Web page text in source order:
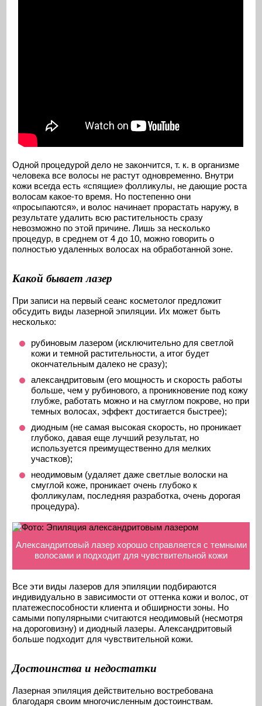
Одной процедурой дело не закончится, т. к. в организме
человека все волосы не растут одновременно. Внутри
кожи всегда есть «спящие» фолликулы, не дающие роста
волосам какое-то время. Но постепенно они
«просыпаются», и волос начинает прорастать наружу, в
результате удалить всю растительность сразу
невозможно по этой причине. Лишь за несколько
процедур, в среднем от 4 до 10, можно говорить о
полностью удаленных волосах на обработанной зоне.
Какой бывает лазер
При записи на первый сеанс косметолог предложит
обсудить виды лазерной эпиляции. Их может быть
несколько:
рубиновым лазером (исключительно для светлой
кожи и темной растительности, а итог будет
окончательным далеко не сразу);
александритовым (его мощность и скорость работы
больше, чем у рубинового, а проникновение под кожу
глубже, работать можно и на смуглом покрове, но при
темных волосах, эффект достигается быстрее);
диодным (не самая высокая скорость, но проникает
глубоко, давая еще лучший результат, но
используется преимущественно для мелких
участков);
неодимовым (удаляет даже светлые волоски на
смуглой коже, проникает очень глубоко к
фолликулам, последняя разработка, очень дорогая
процедура).
Александритовый лазер хорошо справляется с темными
волосами и подходит для чувствительной кожи
Все эти виды лазеров для эпиляции подбираются
индивидуально в зависимости от оттенка кожи и волос, от
платежеспособности клиента и обширности зоны. Но
самыми популярными считаются неодимовый (несмотря
на дороговизну) и диодный лазеры. Александритовый
больше подходит для чувствительной кожи.
Достоинства и недостатки
Лазерная эпиляция действительно востребована
благодаря своим многочисленным достоинствам.